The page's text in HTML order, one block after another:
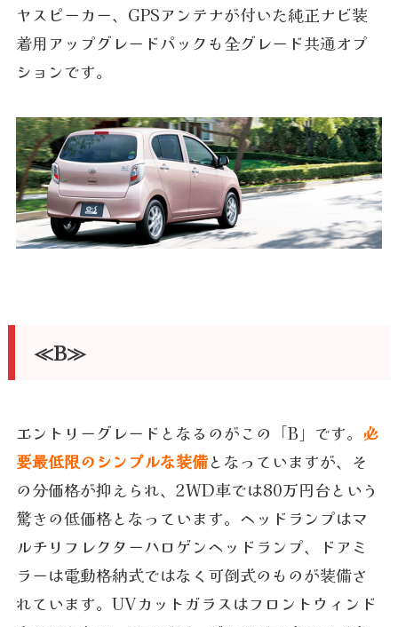
ヤスピーカー、GPSアンテナが付いた純正ナビ装
着用アップグレードパックも全グレード共通オプ
ションです。
≪B≫
エントリーグレードとなるのがこの「B」です。 必
要最低限のシンプルな装備となっていますが、そ
の分価格が抑えられ、2WD車では80万円台という
驚きの低価格となっています。ヘッドランプはマ
ルチリフレクターハロゲンヘッドランプ、ドアミ
ラーは電動格納式ではなく可倒式のものが装備さ
れています。UVカットガラスはフロントウィンド